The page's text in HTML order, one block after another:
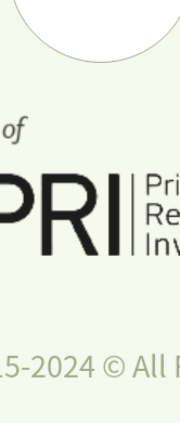
2024 © All